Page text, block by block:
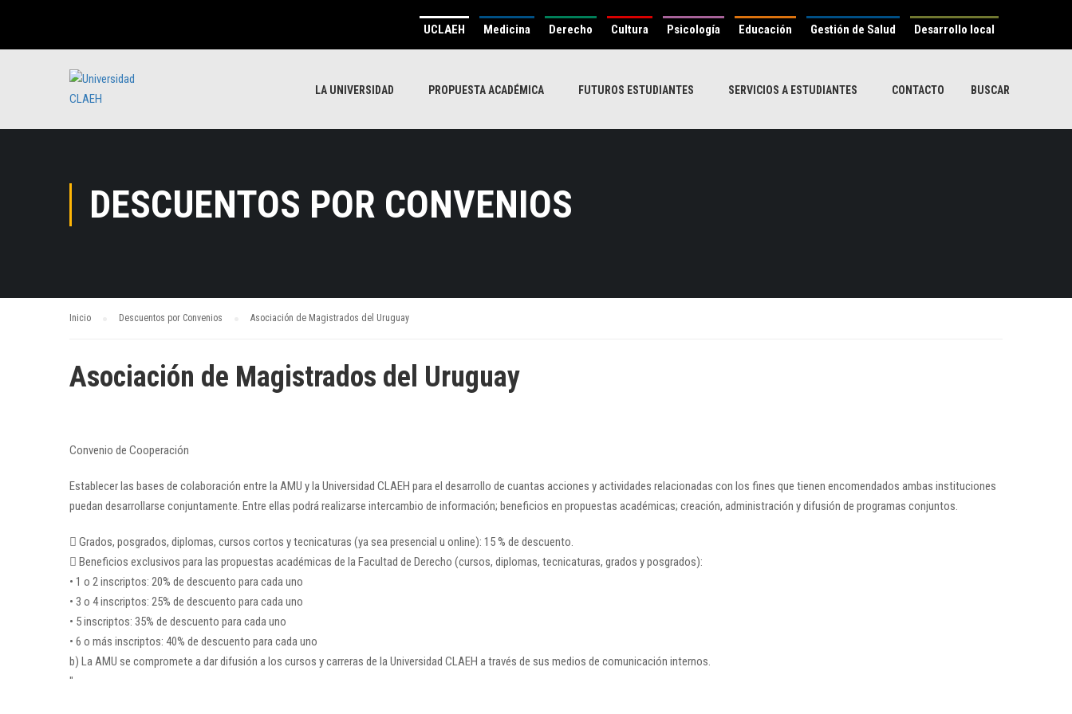
UCLAEH Medicina Derecho Cultura Psicología Educación Gestión de Salud Desarrollo local
LA UNIVERSIDAD PROPUESTA ACADÉMICA FUTUROS ESTUDIANTES SERVICIOS A ESTUDIANTES CONTACTO
DESCUENTOS POR CONVENIOS
Inicio Descuentos por Convenios Asociación de Magistrados del Uruguay
Asociación de Magistrados del Uruguay
Convenio de Cooperación
Establecer las bases de colaboración entre la AMU y la Universidad CLAEH para el desarrollo de cuantas acciones y actividades relacionadas con los fines que tienen encomendados ambas instituciones
puedan desarrollarse conjuntamente. Entre ellas podrá realizarse intercambio de información; beneficios en propuestas académicas; creación, administración y difusión de programas conjuntos.
 Grados, posgrados, diplomas, cursos cortos y tecnicaturas (ya sea presencial u online): 15 % de descuento.
 Beneficios exclusivos para las propuestas académicas de la Facultad de Derecho (cursos, diplomas, tecnicaturas, grados y posgrados):
• 1 o 2 inscriptos: 20% de descuento para cada uno
• 3 o 4 inscriptos: 25% de descuento para cada uno
• 5 inscriptos: 35% de descuento para cada uno
• 6 o más inscriptos: 40% de descuento para cada uno
b) La AMU se compromete a dar difusión a los cursos y carreras de la Universidad CLAEH a través de sus medios de comunicación internos.
"